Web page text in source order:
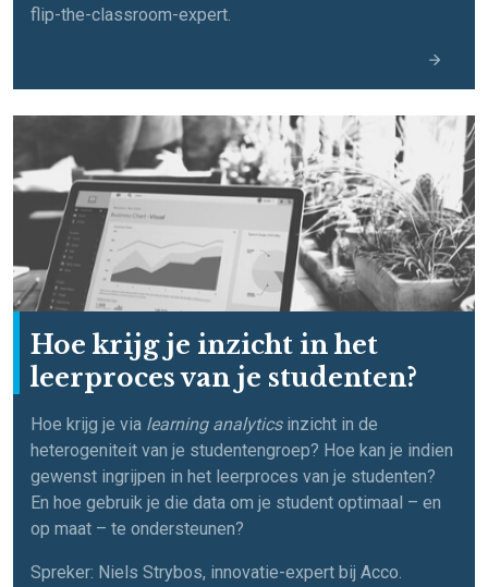
flip-the-classroom-expert.
Hoe krijg je inzicht in het
leerproces van je studenten?
Hoe krijg je via learning analyticsinzicht in de
heterogeniteit van je studentengroep? Hoe kan je indien
gewenst ingrijpen in het leerproces van je studenten?
En hoe gebruik je die data om je student optimaal – en
op maat – te ondersteunen?
Spreker: Niels Strybos, innovatie-expert bij Acco.